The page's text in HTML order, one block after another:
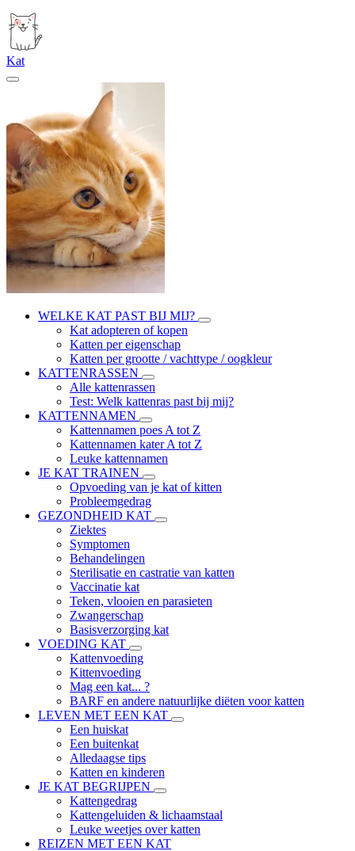
Kat
WELKE KAT PAST BIJ MIJ?
Kat adopteren of kopen
Katten per eigenschap
Katten per grootte / vachttype / oogkleur
KATTENRASSEN
Alle kattenrassen
Test: Welk kattenras past bij mij?
KATTENNAMEN
Kattennamen poes A tot Z
Kattennamen kater A tot Z
Leuke kattennamen
JE KAT TRAINEN
Opvoeding van je kat of kitten
Probleemgedrag
GEZONDHEID KAT
Ziektes
Symptomen
Behandelingen
Sterilisatie en castratie van katten
Vaccinatie kat
Teken, vlooien en parasieten
Zwangerschap
Basisverzorging kat
VOEDING KAT
Kattenvoeding
Kittenvoeding
Mag een kat... ?
BARF en andere natuurlijke diëten voor katten
LEVEN MET EEN KAT
Een huiskat
Een buitenkat
Alledaagse tips
Katten en kinderen
JE KAT BEGRIJPEN
Kattengedrag
Kattengeluiden & lichaamstaal
Leuke weetjes over katten
REIZEN MET EEN KAT